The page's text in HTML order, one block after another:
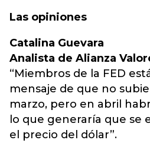
Las opiniones
Catalina Guevara
Analista de Alianza
“Miembros de la FED
mensaje de que no
marzo, pero en abril
lo que generaría que se
el precio del dólar”.